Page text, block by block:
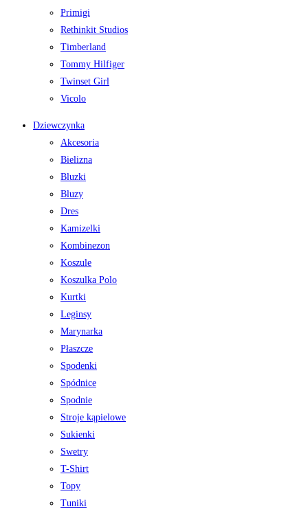
Primigi
Rethinkit Studios
Timberland
Tommy Hilfiger
Twinset Girl
Vicolo
Dziewczynka
Akcesoria
Bielizna
Bluzki
Bluzy
Dres
Kamizelki
Kombinezon
Koszule
Koszulka Polo
Kurtki
Leginsy
Marynarka
Płaszcze
Spodenki
Spódnice
Spodnie
Stroje kąpielowe
Sukienki
Swetry
T-Shirt
Topy
Tuniki